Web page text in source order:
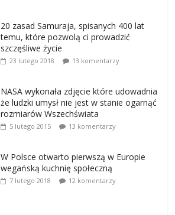
20 zasad Samuraja, spisanych 400 lat
temu, które pozwolą ci prowadzić
szczęśliwe życie
23 lutego 2018 13 komentarzy
NASA wykonała zdjęcie które udowadnia
że ludzki umysł nie jest w stanie ogarnąć
rozmiarów Wszechświata
5 lutego 2015 13 komentarzy
W Polsce otwarto pierwszą w Europie
wegańską kuchnię społeczną
7 lutego 2018 12 komentarzy